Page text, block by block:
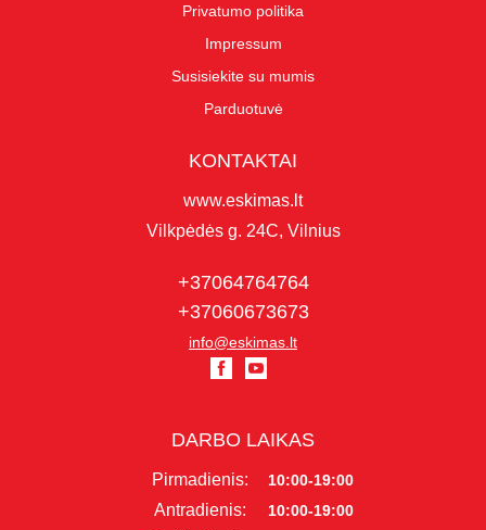
Privatumo politika
Impressum
Susisiekite su mumis
Parduotuvė
KONTAKTAI
www.eskimas.lt
Vilkpėdės g. 24C, Vilnius
+37064764764
+37060673673
info@eskimas.lt
DARBO LAIKAS
Pirmadienis: 10:00-19:00
Antradienis: 10:00-19:00